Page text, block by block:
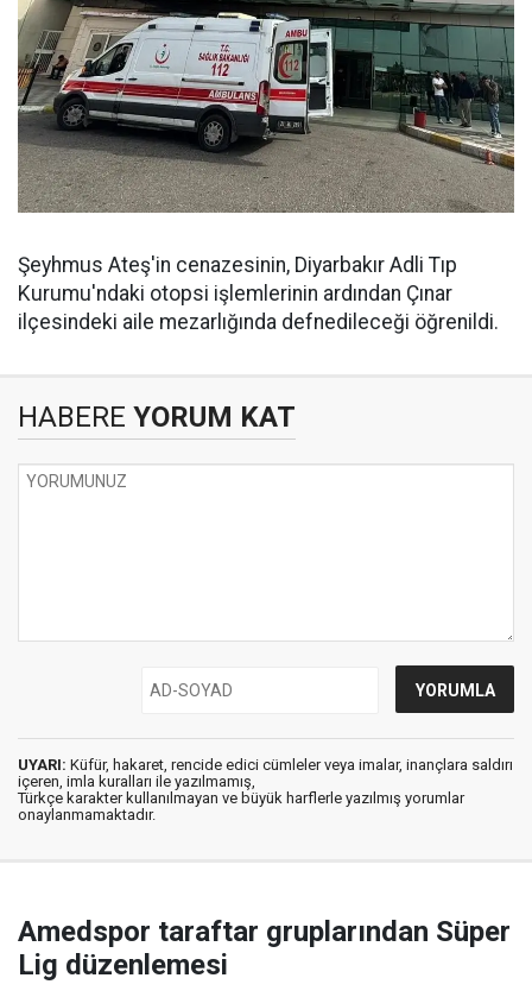
Şeyhmus Ateş'in cenazesinin, Diyarbakır Adli Tıp
Kurumu'ndaki otopsi işlemlerinin ardından Çınar
ilçesindeki aile mezarlığında defnedileceği öğrenildi.
HABERE YORUM KAT
UYARI: Küfür, hakaret, rencide edici cümleler veya imalar, inançlara saldırı
içeren, imla kuralları ile yazılmamış,
Türkçe karakter kullanılmayan ve büyük harflerle yazılmış yorumlar
onaylanmamaktadır.
Amedspor taraftar gruplarından Süper
Lig düzenlemesi